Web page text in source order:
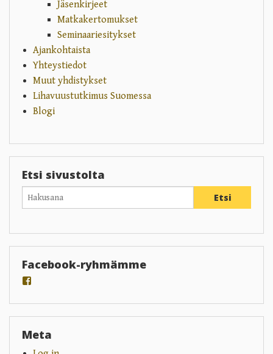
Jäsenkirjeet
Matkakertomukset
Seminaariesitykset
Ajankohtaista
Yhteystiedot
Muut yhdistykset
Lihavuustutkimus Suomessa
Blogi
Etsi sivustolta
Facebook-ryhmämme
Facebook
Meta